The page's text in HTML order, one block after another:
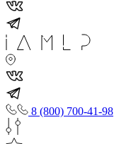
8 (800) 700-41-98